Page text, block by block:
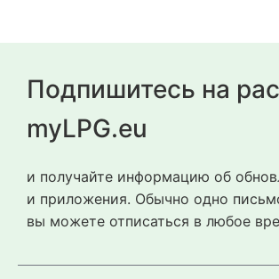
Подпишитесь на
myLPG.eu
и получайте информацию об
и приложения. Обычно одно
вы можете отписаться в любое